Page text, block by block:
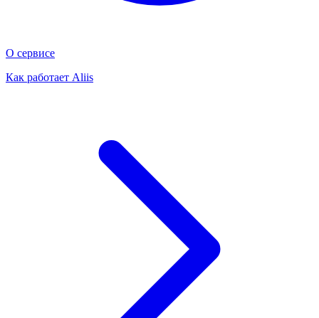
О сервисе
Как работает Aliis